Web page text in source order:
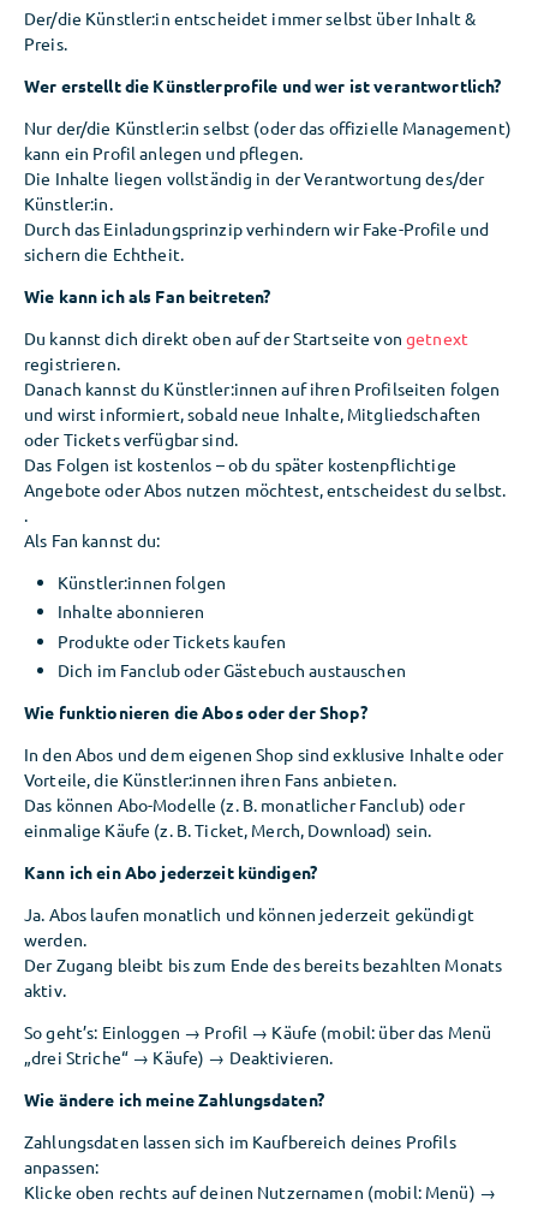
Der/die Künstler:in entscheidet immer selbst über Inhalt &
Preis.
Wer erstellt die Künstlerprofile und wer ist verantwortlich?
Nur der/die Künstler:in selbst (oder das offizielle Management)
kann ein Profil anlegen und pflegen.
Die Inhalte liegen vollständig in der Verantwortung des/der
Künstler:in.
Durch das Einladungsprinzip verhindern wir Fake-Profile und
sichern die Echtheit.
Wie kann ich als Fan beitreten?
Du kannst dich direkt oben auf der Startseite vongetnext
registrieren.
Danach kannst du Künstler:innen auf ihren Profilseiten folgen
und wirst informiert, sobald neue Inhalte, Mitgliedschaften
oder Tickets verfügbar sind.
Das Folgen ist kostenlos – ob du später kostenpflichtige
Angebote oder Abos nutzen möchtest, entscheidest du selbst.
Als Fan kannst du:
Künstler:innen folgen
Inhalte abonnieren
Produkte oder Tickets kaufen
Dich im Fanclub oder Gästebuch austauschen
Wie funktionieren die Abos oder der Shop?
In den Abos und dem eigenen Shop sind exklusive Inhalte oder
Vorteile, die Künstler:innen ihren Fans anbieten.
Das können Abo-Modelle (z. B. monatlicher Fanclub) oder
einmalige Käufe (z. B. Ticket, Merch, Download) sein.
Kann ich ein Abo jederzeit kündigen?
Ja. Abos laufen monatlich und können jederzeit gekündigt
werden.
Der Zugang bleibt bis zum Ende des bereits bezahlten Monats
aktiv.
So geht’s: Einloggen → Profil → Käufe (mobil: über das Menü
„drei Striche“ → Käufe) → Deaktivieren.
Wie ändere ich meine Zahlungsdaten?
Zahlungsdaten lassen sich im Kaufbereich deines Profils
anpassen:
Klicke oben rechts auf deinen Nutzernamen (mobil: Menü) →